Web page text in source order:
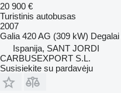
20 900 €
Turistinis autobusas
2007
Galia 420 AG (309 kW) Degalai
Ispanija, SANT JORDI
CARBUSEXPORT S.L.
Susisiekite su pardavėju